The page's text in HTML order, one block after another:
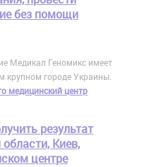
без помощи
Медикал Геномикс имеет
крупном городе Украины.
медицинский центр
результат
Киев,
центре